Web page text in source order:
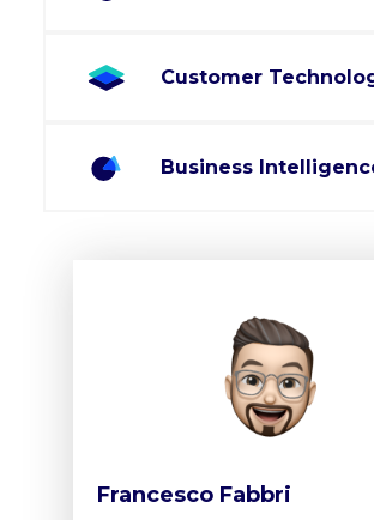
Customer
Business
Francesco Fabbri